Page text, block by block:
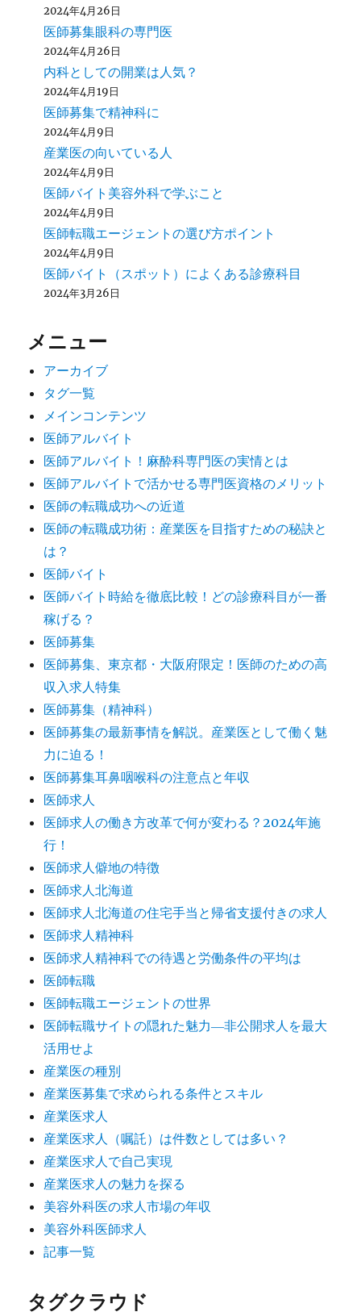
2024年4月26日
医師募集眼科の専門医
2024年4月26日
内科としての開業は人気？
2024年4月19日
医師募集で精神科に
2024年4月9日
産業医の向いている人
2024年4月9日
医師バイト美容外科で学ぶこと
2024年4月9日
医師転職エージェントの選び方ポイント
2024年4月9日
医師バイト（スポット）によくある診療科目
2024年3月26日
メニュー
アーカイブ
タグ一覧
メインコンテンツ
医師アルバイト
医師アルバイト！麻酔科専門医の実情とは
医師アルバイトで活かせる専門医資格のメリット
医師の転職成功への近道
医師の転職成功術：産業医を目指すための秘訣と
は？
医師バイト
医師バイト時給を徹底比較！どの診療科目が一番
稼げる？
医師募集
医師募集、東京都・大阪府限定！医師のための高
収入求人特集
医師募集（精神科）
医師募集の最新事情を解説。産業医として働く魅
力に迫る！
医師募集耳鼻咽喉科の注意点と年収
医師求人
医師求人の働き方改革で何が変わる？2024年施
行！
医師求人僻地の特徴
医師求人北海道
医師求人北海道の住宅手当と帰省支援付きの求人
医師求人精神科
医師求人精神科での待遇と労働条件の平均は
医師転職
医師転職エージェントの世界
医師転職サイトの隠れた魅力―非公開求人を最大
活用せよ
産業医の種別
産業医募集で求められる条件とスキル
産業医求人
産業医求人（嘱託）は件数としては多い？
産業医求人で自己実現
産業医求人の魅力を探る
美容外科医の求人市場の年収
美容外科医師求人
記事一覧
タグクラウド